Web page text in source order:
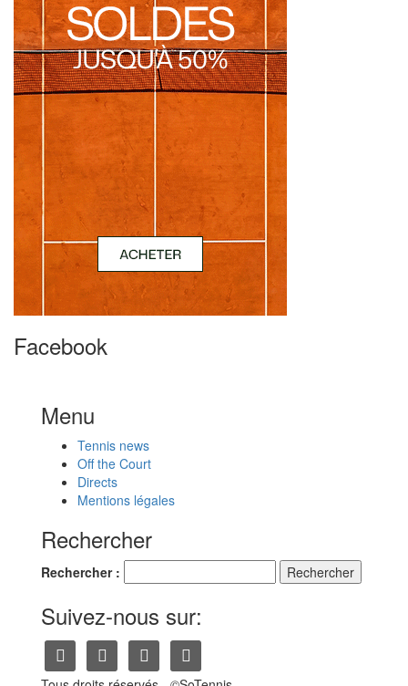
Facebook
Menu
Tennis news
Off the Court
Directs
Mentions légales
Rechercher
Rechercher :
Suivez-nous sur: